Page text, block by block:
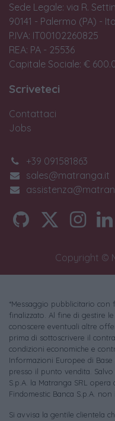
Sede Legale: via R.
90141 - Palermo (PA) -
P.IVA: IT00102260825
REA: PA - 25536
Capitale Sociale: €
Scriveteci
Contattaci
Jobs
+39 091581863
sales@matranga.it
Copyright ©
*Messaggio pubblicitario
finalizzato. Al fine di gestire
conoscere eventuali altre
prima di sottoscrivere il
condizioni economiche e
Informazioni Europee di
presso il punto vendita.
S.p.A. la Matranga SRL
Findomestic Banca S.p.A. non
Si avvisa la gentile clientela